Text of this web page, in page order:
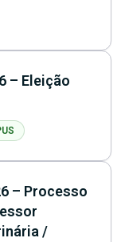
– Eleição
– Processo
/